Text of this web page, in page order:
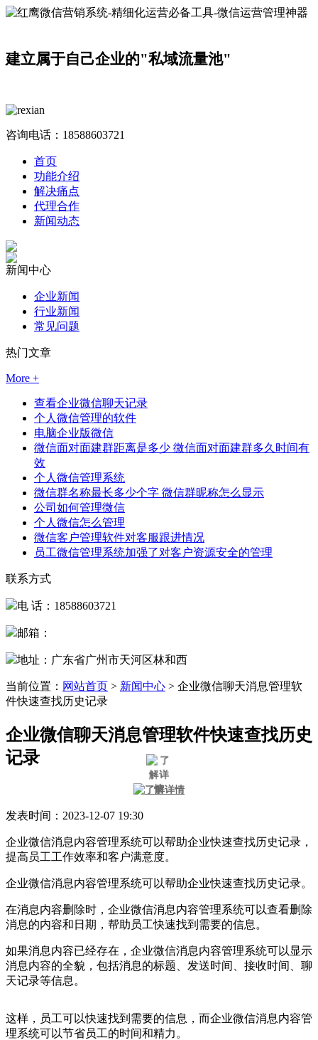
建立属于自己企业的"私域流量池"
咨询电话： 18588603721
首页
功能介绍
解决痛点
代理合作
新闻动态
新闻中心
企业新闻
行业新闻
常见问题
热门文章
More +
查看企业微信聊天记录
个人微信管理的软件
电脑企业版微信
微信面对面建群距离是多少 微信面对面建群多久时间有
效
个人微信管理系统
微信群名称最长多少个字 微信群昵称怎么显示
公司如何管理微信
个人微信怎么管理
微信客户管理软件对客服跟进情况
员工微信管理系统加强了对客户资源安全的管理
联系方式
电 话：18588603721
邮箱：
地址：广东省广州市天河区林和西
当前位置： 网站首页 > 新闻中心 > 企业微信聊天消息管理软
件快速查找历史记录
企业微信聊天消息管理软件快速查找历史
记录
发表时间：2023-12-07 19:30
企业微信消息内容管理系统可以帮助企业快速查找历史记录，
提高员工工作效率和客户满意度。
企业微信消息内容管理系统可以帮助企业快速查找历史记录。
在消息内容删除时，企业微信消息内容管理系统可以查看删除
消息的内容和日期，帮助员工快速找到需要的信息。
如果消息内容已经存在，企业微信消息内容管理系统可以显示
消息内容的全貌，包括消息的标题、发送时间、接收时间、聊
天记录等信息。
这样，员工可以快速找到需要的信息，而企业微信消息内容管
理系统可以节省员工的时间和精力。